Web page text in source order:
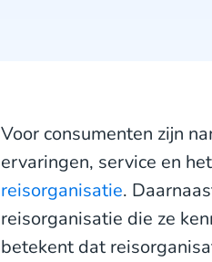
Voor consumenten zijn
ervaringen, service en
reisorganisatie.
reisorganisatie die ze
betekent dat